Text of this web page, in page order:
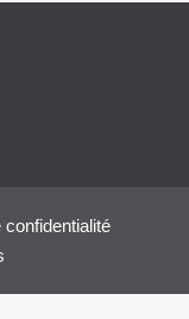
confidentialité